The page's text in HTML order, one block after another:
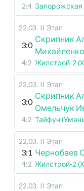
2:4
22.03. II Этап
3:0
Скрипник
4:2 Жилстрой-2
22.03. II Этап
3:0
Скрипник
Омельчук
4:2 Тайфун
22.03. II Этап
3:1 Чернобаев
4:2 Жилстрой-2
22.03. II Этап